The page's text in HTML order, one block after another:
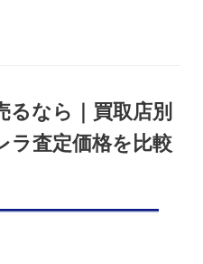
るなら｜買取店別
ラ査定価格を比較